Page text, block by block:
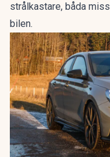
strålkastare, båda
bilen.